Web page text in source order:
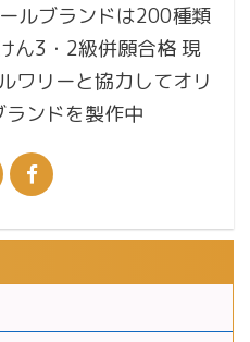
ルブランドは200種類
ん3・2級併願合格 現
ワリーと協力してオリ
ンドを製作中